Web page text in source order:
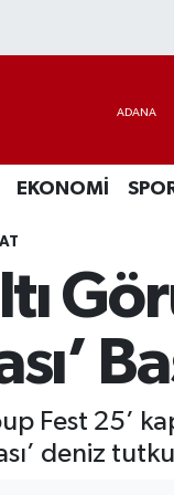
EKONOMİ
Fest 25’
deniz